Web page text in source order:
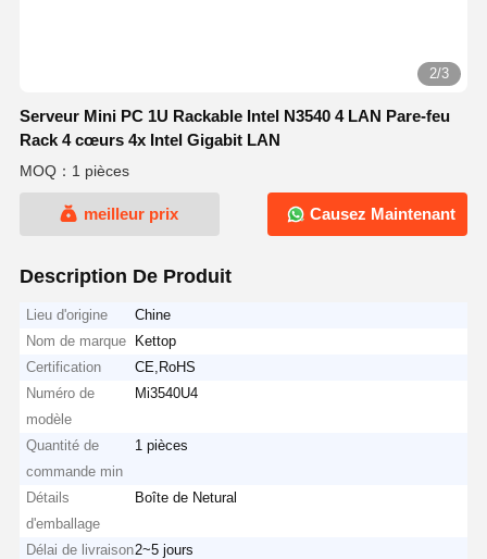
2/3
Serveur Mini PC 1U Rackable Intel N3540 4 LAN Pare-feu
Rack 4 cœurs 4x Intel Gigabit LAN
MOQ：1 pièces
meilleur prix Causez Maintenant
Description De Produit
Lieu d'origine
Chine
Nom de marque
Kettop
Certification
CE,RoHS
Numéro de
modèle
Mi3540U4
Quantité de
commande min
1 pièces
Détails
d'emballage
Boîte de Netural
Délai de livraison2~5 jours